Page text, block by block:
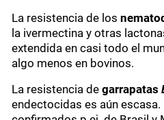
La resistencia de los
la ivermectina y otras
extendida en casi todo el
algo menos en bovinos.
La resistencia degarrapatas
endectocidas es aún